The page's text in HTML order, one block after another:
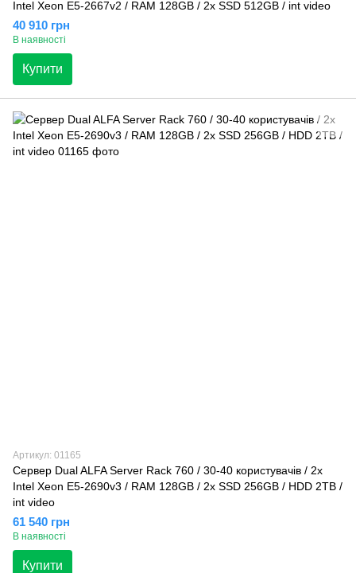
Intel Xeon E5-2667v2 / RAM 128GB / 2x SSD 512GB / int video
40 910 грн
В наявності
Купити
Артикул: 01165
Сервер Dual ALFA Server Rack 760 / 30-40 кopиcтувaчів / 2х
Intel Xeon E5-2690v3 / RAM 128GB / 2х SSD 256GB / HDD 2TB /
int video
61 540 грн
В наявності
Купити